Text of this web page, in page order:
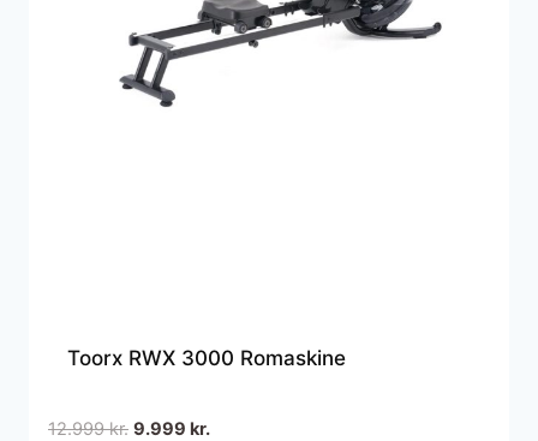
Toorx RWX 3000 Romaskine
12.999kr. Den
9.999 kr.